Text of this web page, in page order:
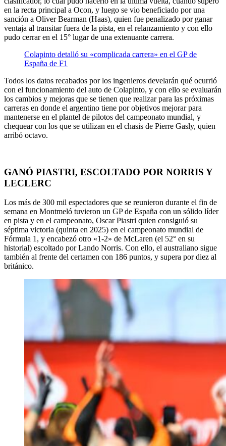
en la recta principal a Ocon, y luego se vio beneficiado por una
sanción a Oliver Bearman (Haas), quien fue penalizado por ganar
ventaja al transitar fuera de la pista, en el relanzamiento y con ello
pudo cerrar en el 15° lugar de una extenuante carrera.
Colapinto detalló su «complicada carrera» en el GP de
España de F1
Todos los datos recabados por los ingenieros develarán qué ocurrió
con el funcionamiento del auto de Colapinto, y con ello se evaluarán
los cambios y mejoras que se tienen que realizar para las próximas
carreras en donde el argentino tiene por objetivos mejorar para
mantenerse en el plantel de pilotos del campeonato mundial, y
chequear con los que se utilizan en el chasis de Pierre Gasly, quien
arribó octavo.
GANÓ PIASTRI, ESCOLTADO POR NORRIS Y
LECLERC
Los más de 300 mil espectadores que se reunieron durante el fin de
semana en Montmeló tuvieron un GP de España con un sólido líder
en pista y en el campeonato, Oscar Piastri quien consiguió su
séptima victoria (quinta en 2025) en el campeonato mundial de
Fórmula 1, y encabezó otro «1-2» de McLaren (el 52° en su
historial) escoltado por Lando Norris. Con ello, el australiano sigue
también al frente del certamen con 186 puntos, y supera por diez al
británico.